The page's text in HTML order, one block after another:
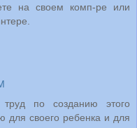
на своем комп-ре или
по созданию этого
для своего ребенка и для